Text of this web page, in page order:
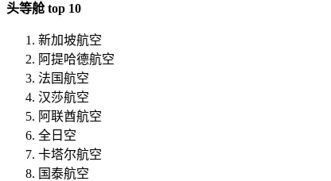
头等舱 top 10
新加坡航空
阿提哈德航空
法国航空
汉莎航空
阿联酋航空
全日空
卡塔尔航空
国泰航空